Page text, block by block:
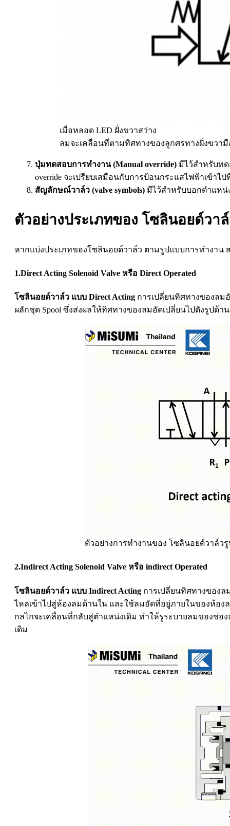
เมื่อหลอด LED ฝั่งขวาสว่าง
ลมจะเคลื่อนที่ตามทิศทางของลูกศรทางฝั่งขวามื
ปุ่มทดสอบการทำงาน (Manual override) มีไว้สำหรับท
override จะเปรียบเสมือนกับการป้อนกระแสไฟฟ้าเข้า
สัญลักษณ์วาล์ว (valve symbols) มีไว้สำหรับบอกตำแหน่
ตัวอย่างประเภทของ โซลินอยด์ว
หากแบ่งประเภทของโซลินอยด์วาล์ว ตามรูปแบบการทำงาน
1.Direct Acting Solenoid Valve หรือ Direct Operated
โซลินอยด์วาล์ว แบบ Direct Acting การเปลี่ยนทิศทางของลม
ผลักชุด Spool ซึ่งส่งผลให้ทิศทางของลมอัดเปลี่ยนไปดังรูปด้
ตัวอย่างการทำงานของ โซลินอยด์วาล์วรู
2.Indirect Acting Solenoid Valve หรือ indirect Operated
โซลินอยด์วาล์ว แบบ Indirect Acting การเปลี่ยนทิศทางของล
ไหลเข้าไปสู่ห้องลมด้านใน และใช้ลมอัดที่อยู่ภายในของห้อง
กลไกจะเคลื่อนที่กลับสู่ตำแหน่งเดิม ทำให้รูระบายลมของช่
เดิม